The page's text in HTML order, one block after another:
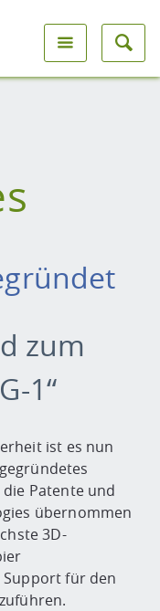
zum
1“
ist es nun
Patente und
übernommen
3D-
für den